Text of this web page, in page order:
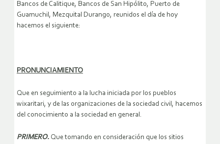
Bancos de Calitique, Bancos de San Hipólito, Puerto de
Guamuchil, Mezquital Durango, reunidos el día de hoy
hacemos el siguiente:
PRONUNCIAMIENTO
Que en seguimiento a la lucha iniciada por los pueblos
wixaritari, y de las organizaciones de la sociedad civil, hacemos
del conocimiento a la sociedad en general.
PRIMERO. Que tomando en consideración que los sitios